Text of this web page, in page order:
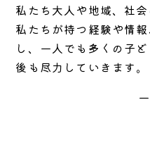
私たち大人や地域、社
私たちが持つ経験や情
し、一人でも多くの子
後も尽力していきます。